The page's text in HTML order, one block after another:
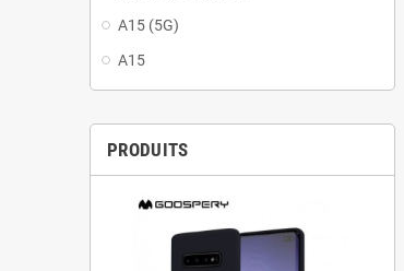
A15 (5G)
A15
PRODUITS